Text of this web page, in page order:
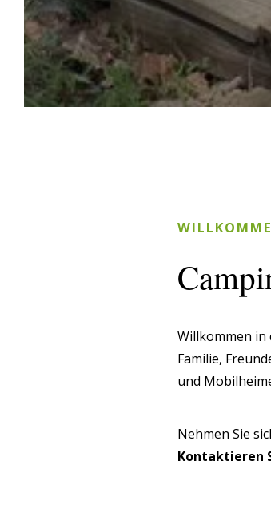
Willkommen in
Familie,
und
Nehmen Sie
Kontaktieren